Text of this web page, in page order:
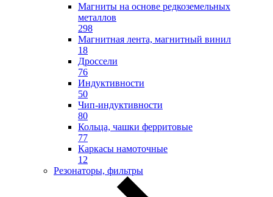
Магниты на основе редкоземельных
металлов
298
Магнитная лента, магнитный винил
18
Дроссели
76
Индуктивности
50
Чип-индуктивности
80
Кольца, чашки ферритовые
77
Каркасы намоточные
12
Резонаторы, фильтры